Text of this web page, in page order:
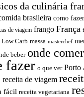
da culinária
brasileira como fazer
de viagem frango França
Low Carb massa masterchef
beber onde comer
fazer o que ver Porto
receita de viagem
fácil receita vegetariana